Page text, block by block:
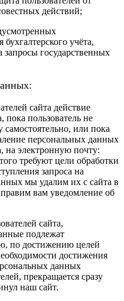
действий;
учёта,
запросы государственных
сайта действие
пока пользователь не
самостоятельно, или пока
персональных данных
на электронную почту:
требуют цели обработки
запроса на
мы удалим их с сайта в
вам уведомление об
сайта,
подлежат
по достижению целей
достижения
данных
прекращается сразу
наш сайт.